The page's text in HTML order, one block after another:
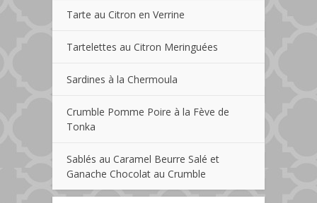
Tarte au Citron en Verrine
Tartelettes au Citron Meringuées
Sardines à la Chermoula
Crumble Pomme Poire à la Fève de
Tonka
Sablés au Caramel Beurre Salé et
Ganache Chocolat au Crumble